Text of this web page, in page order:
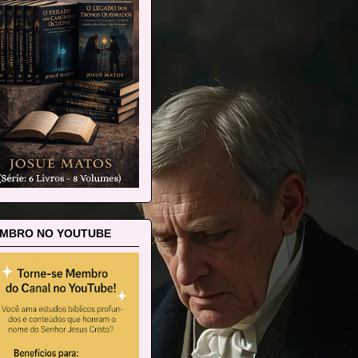
NO YOUTUBE